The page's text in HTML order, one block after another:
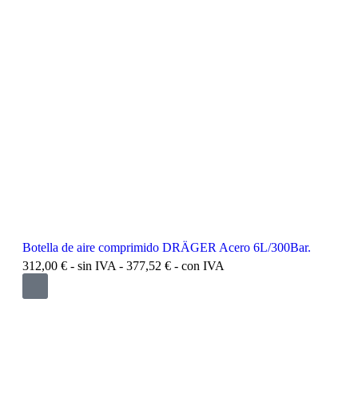
Botella de aire comprimido DRÄGER Acero 6L/300Bar.
312,00 € - sin IVA - 377,52 € - con IVA